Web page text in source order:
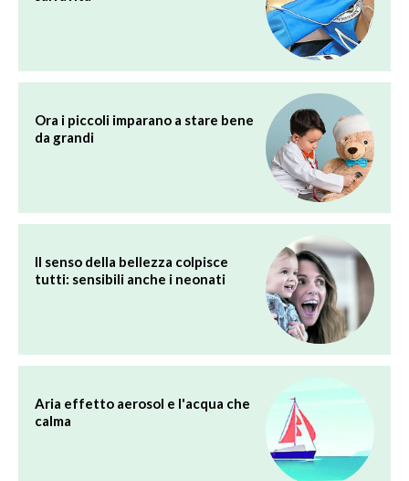
Ora i piccoli imparano a stare bene
da grandi
Il senso della bellezza colpisce
tutti: sensibili anche i neonati
Aria effetto aerosol e l'acqua che
calma